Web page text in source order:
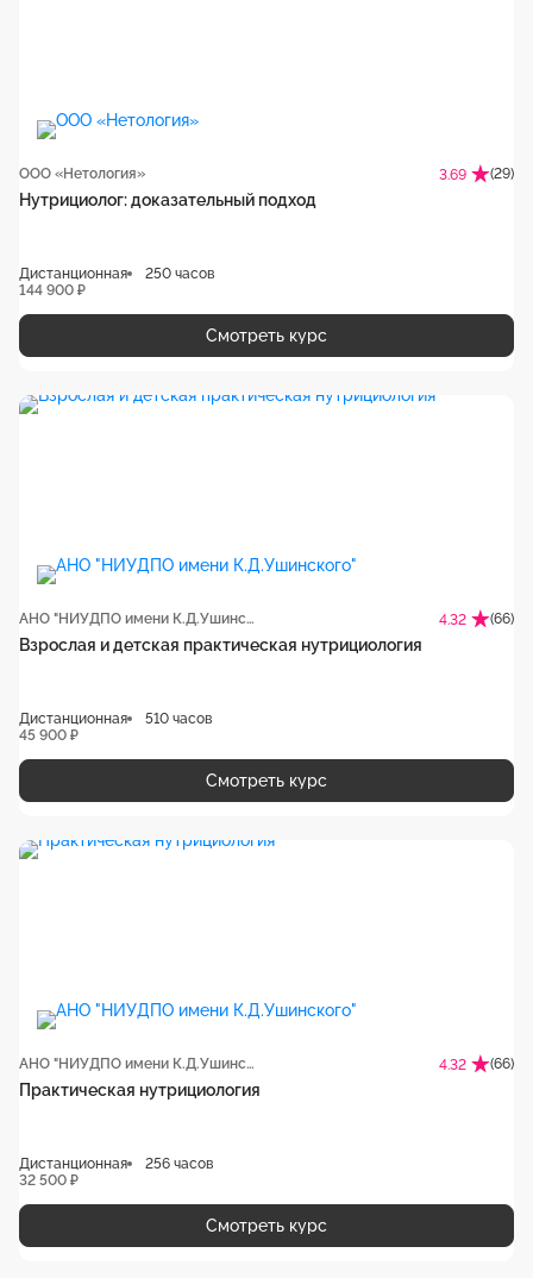
ООО «Нетология» 3.69 (29)
Нутрициолог: доказательный подход
Дистанционная
250 часов
144 900 ₽
Смотреть курс
АНО "НИУДПО имени К.Д.Ушинского" 4.32 (66)
Взрослая и детская практическая нутрициология
Дистанционная
510 часов
45 900 ₽
Смотреть курс
АНО "НИУДПО имени К.Д.Ушинского" 4.32 (66)
Практическая нутрициология
Дистанционная
256 часов
32 500 ₽
Смотреть курс